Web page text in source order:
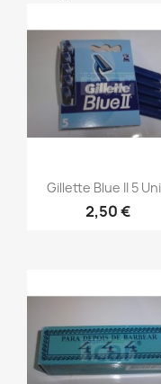
Gillette Blue II 5
2,50 €